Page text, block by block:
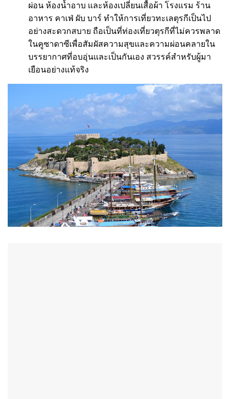
ผ่อน ห้องน้ำอาบ และห้องเปลี่ยนเสื้อผ้า โรงแรม ร้าน
อาหาร คาเฟ่ ผับ บาร์ ทำให้การเที่ยวทะเลตุรกีเป็นไป
อย่างสะดวกสบาย ถือเป็นที่ท่องเที่ยวตุรกีที่ไม่ควรพลาด
ในคูซาดาซีเพื่อสัมผัสความสุขและความผ่อนคลายใน
บรรยากาศที่อบอุ่นและเป็นกันเอง สวรรค์สำหรับผู้มา
เยือนอย่างแท้จริง